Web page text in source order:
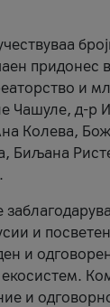
придонес
и
Чашуле, д-р
Колева,
Биљана
и
и
и